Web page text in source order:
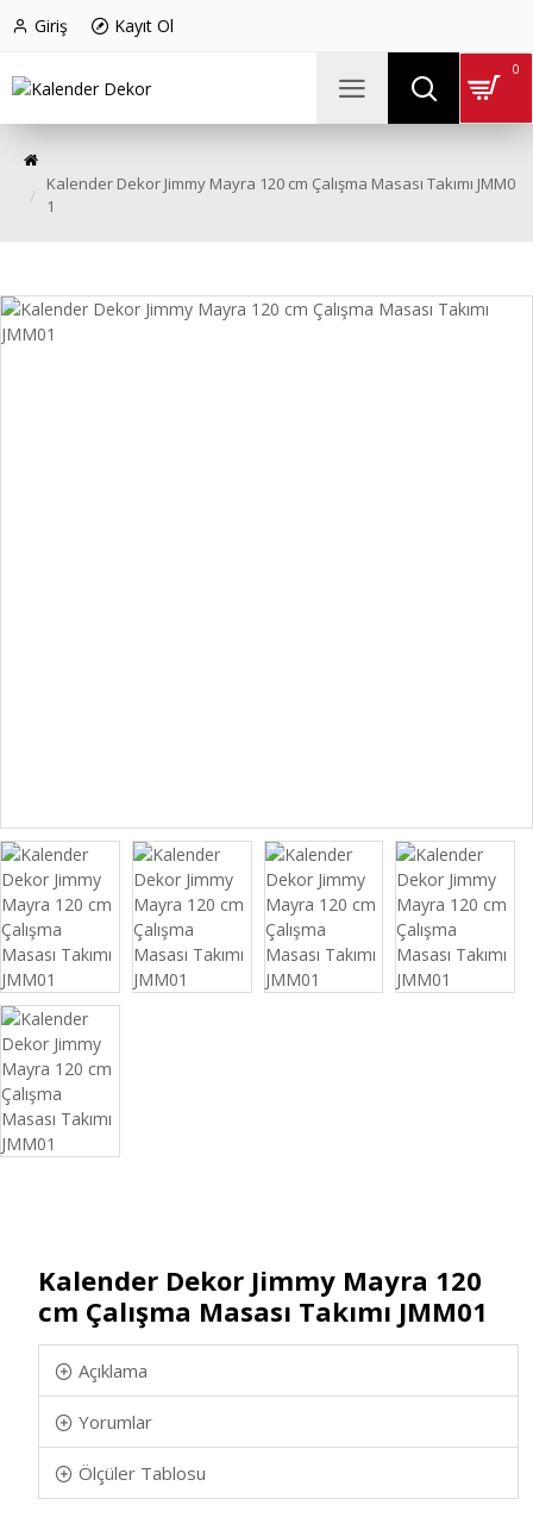
Giriş Kayıt Ol
0
Kalender Dekor Jimmy Mayra 120 cm Çalışma Masası Takımı JMM0
1
Kalender Dekor Jimmy Mayra 120
cm Çalışma Masası Takımı JMM01
Açıklama
Yorumlar
Ölçüler Tablosu